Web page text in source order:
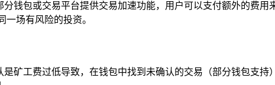
分钱包或交易平台提供交易加速功能，用户可以支付额外的费
一场有风险的投资。
是矿工费过低导致，在钱包中找到未确认的交易（部分钱包支